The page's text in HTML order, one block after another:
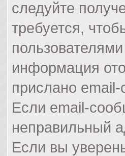
следуйте
требуется,
информация
прислано
Если email-
неправильный
Если вы